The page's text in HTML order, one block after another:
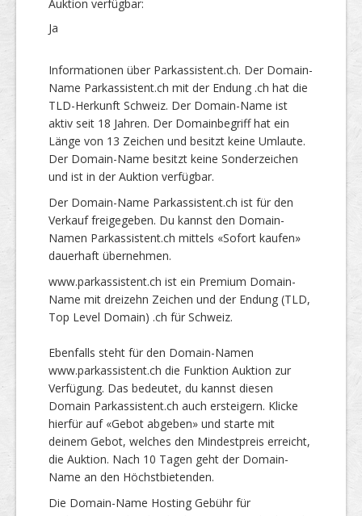
Auktion verfügbar:
Ja
Informationen über Parkassistent.ch. Der Domain-
Name Parkassistent.ch mit der Endung .ch hat die
TLD-Herkunft Schweiz. Der Domain-Name ist
aktiv seit 18 Jahren. Der Domainbegriff hat ein
Länge von 13 Zeichen und besitzt keine Umlaute.
Der Domain-Name besitzt keine Sonderzeichen
und ist in der Auktion verfügbar.
Der Domain-Name Parkassistent.ch ist für den
Verkauf freigegeben. Du kannst den Domain-
Namen Parkassistent.ch mittels «Sofort kaufen»
dauerhaft übernehmen.
www.parkassistent.ch ist ein Premium Domain-
Name mit dreizehn Zeichen und der Endung (TLD,
Top Level Domain) .ch für Schweiz.
Ebenfalls steht für den Domain-Namen
www.parkassistent.ch die Funktion Auktion zur
Verfügung. Das bedeutet, du kannst diesen
Domain Parkassistent.ch auch ersteigern. Klicke
hierfür auf «Gebot abgeben» und starte mit
deinem Gebot, welches den Mindestpreis erreicht,
die Auktion. Nach 10 Tagen geht der Domain-
Name an den Höchstbietenden.
Die Domain-Name Hosting Gebühr für